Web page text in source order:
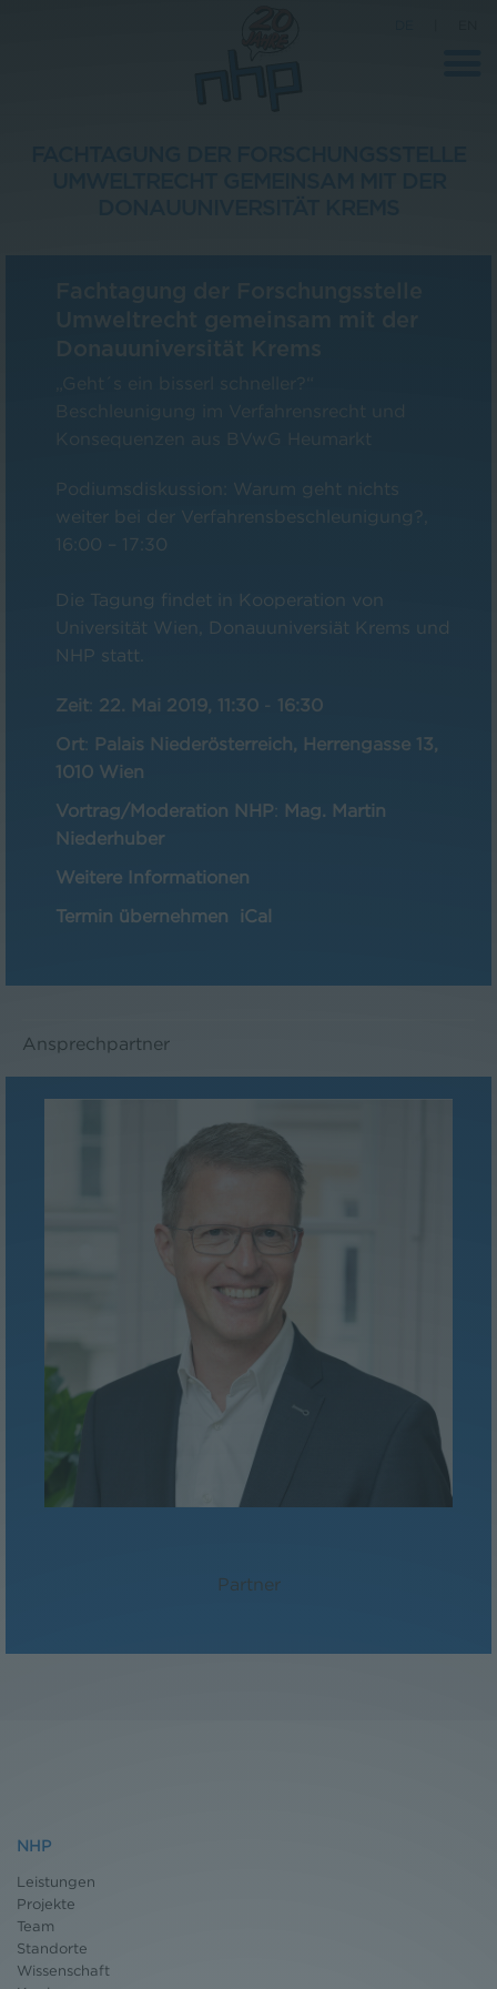
Kontakt
„Geht´s ein bisserl schneller?“
Beschleunigung im Verfahrensrecht und
Konsequenzen aus BVwG Heumarkt
Podiumsdiskussion: Warum geht nichts
weiter bei der Verfahrensbeschleunigung?,
16:00 – 17:30
Die Tagung findet in Kooperation von
Universität Wien, Donauuniversiät Krems und
NHP statt.
Zeit: 22. Mai 2019, 11:30 - 16:30
Ort: Palais Niederösterreich, Herrengasse 13,
1010 Wien
Vortrag/Moderation NHP: Mag. Martin
Niederhuber
Weitere Informationen
Termin übernehmen
iCal
Ansprechpartner
Partner
NHP
Leistungen
Projekte
Team
Standorte
Wissenschaft